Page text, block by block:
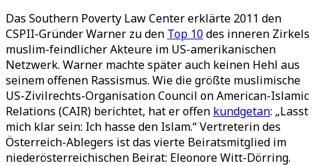
Das Southern Poverty Law Center erklärte 2011 den
CSPII-Gründer Warner zu den Top 10des inneren Zirkels
muslim-feindlicher Akteure im US-amerikanischen
Netzwerk. Warner machte später auch keinen Hehl aus
seinem offenen Rassismus. Wie die größte muslimische
US-Zivilrechts-Organisation Council on American-Islamic
Relations (CAIR) berichtet, hat er offen kundgetan: „Lasst
mich klar sein: Ich hasse den Islam.“ Vertreterin des
Österreich-Ablegers ist das vierte Beiratsmitglied im
niederösterreichischen Beirat: Eleonore Witt-Dörring.